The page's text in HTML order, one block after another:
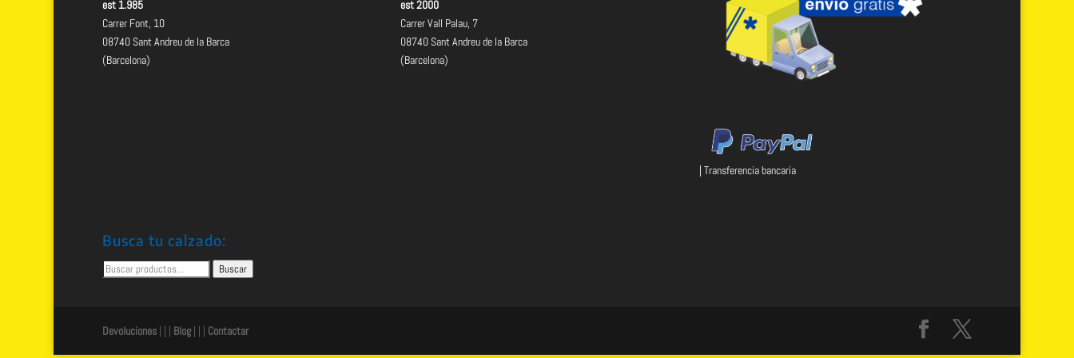
est 1.985
Carrer Font, 10
08740 Sant Andreu de la Barca
(Barcelona)
Busca tu calzado:
Buscar
Buscar
est 2000
Carrer Vall Palau, 7
08740 Sant Andreu de la Barca
(Barcelona)
| Transferencia bancaria
Devoluciones| | | Blog| | | Contactar